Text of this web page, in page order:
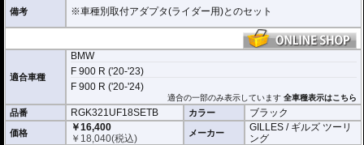
備考 ※車種別取付アダプタ(ライダー用)とのセット
適合車種
BMW
F 900 R ('20-'23)
F 900 R ('20-'24)
適合の一部のみ表示しています全車種表示はこちら
品番 RGK321UF18SETB カラー ブラック
価格
￥16,400
￥ 18,040(税込) メーカー
GILLES / ギルズ ツーリ
ング